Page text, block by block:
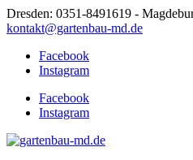
Dresden: 0351-8491619 -
kontakt@gartenbau-md.de
Facebook
Instagram
Facebook
Instagram